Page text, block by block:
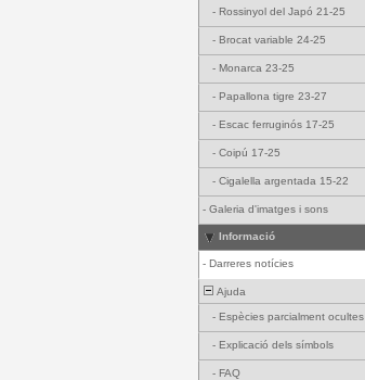
- Rossinyol del Japó 21-25
- Brocat variable 24-25
- Monarca 23-25
- Papallona tigre 23-27
- Escac ferruginós 17-25
- Coipú 17-25
- Cigalella argentada 15-22
- Galeria d'imatges i sons
Informació
- Darreres notícies
Ajuda
- Espècies parcialment ocultes
- Explicació dels símbols
- FAQ